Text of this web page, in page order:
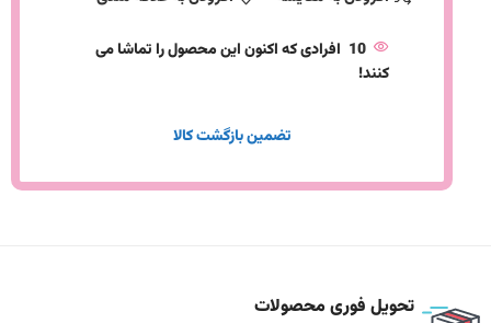
10 افرادی که اکنون این محصول را تماشا می
کنند!
تضمین بازگشت کالا
تحویل فوری محصولات